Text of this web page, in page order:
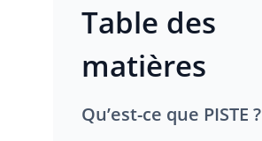
Table des
matières
Qu’est-ce que PISTE ?